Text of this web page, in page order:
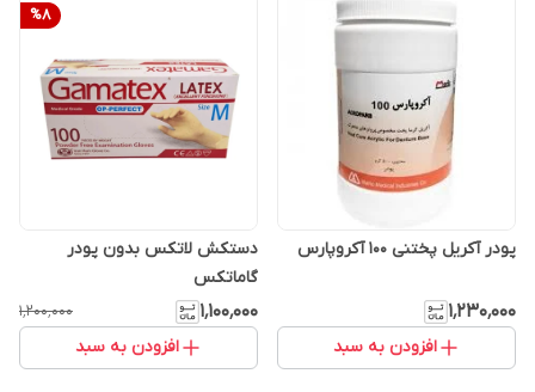
پودر آکریل پختنی 100 آکروپارس
۱٬۲۳۰٬۰۰۰
افزودن به سبد
%8
دستکش لاتکس بدون پودر
گاماتکس
۱٬۱۰۰٬۰۰۰ ۱٬۲۰۰٬۰۰۰
افزودن به سبد